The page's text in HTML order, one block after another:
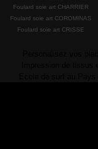
Foulard soie art CHARRIER
Foulard soie art COROMINAS
Foulard soie art CRISSE